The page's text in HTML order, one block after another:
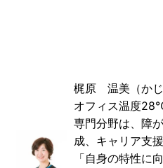
梶原 温美（か
オフィス温度
専門分野は、障
成、キャリア支援
「自身の特性に